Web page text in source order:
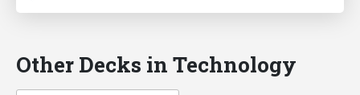
Other Decks in Technology